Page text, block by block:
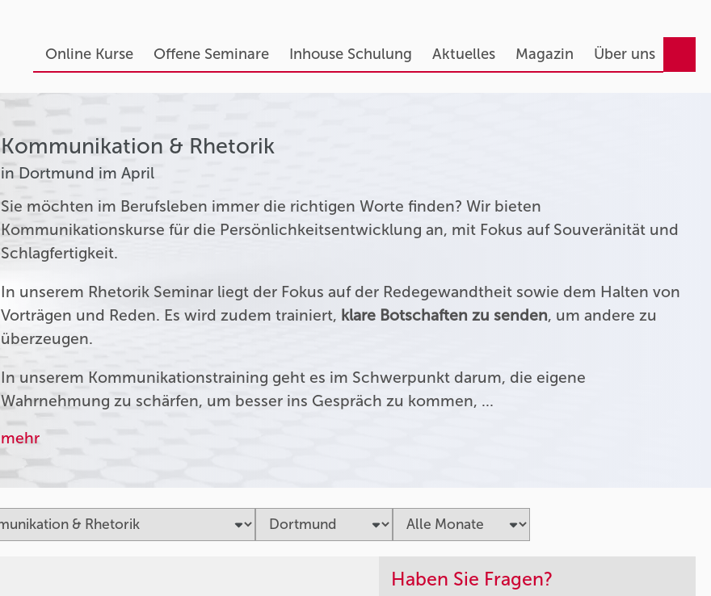
Online Kurse Offene Seminare Inhouse Schulung Aktuelles Magazin Über uns
Kommunikation & Rhetorik
in Dortmund im April
Sie möchten im Berufsleben immer die richtigen Worte finden? Wir bieten
Kommunikationskurse für die Persönlichkeitsentwicklung an, mit Fokus auf Souveränität und
Schlagfertigkeit.
In unserem Rhetorik Seminar liegt der Fokus auf der Redegewandtheit sowie dem Halten von
Vorträgen und Reden. Es wird zudem trainiert, klare Botschaften zu senden, um andere zu
überzeugen.
In unserem Kommunikationstraining geht es im Schwerpunkt darum, die eigene
Wahrnehmung zu schärfen, um besser ins Gespräch zu kommen, …
mehr
Haben Sie Fragen?